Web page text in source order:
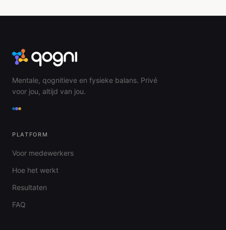
Mentale, qognitieve en fysieke balans. Privé
voor jou, altijd van jou.
PLATFORM
Voor medewerkers
Hoe het werkt
Resultaten
FAQ